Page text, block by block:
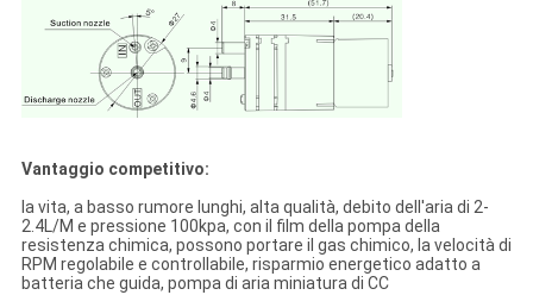
Vantaggio competitivo:
la vita, a basso rumore lunghi, alta qualità, debito dell'aria di 2-
2.4L/M e pressione 100kpa, con il film della pompa della
resistenza chimica, possono portare il gas chimico, la velocità di
RPM regolabile e controllabile, risparmio energetico adatto a
batteria che guida, pompa di aria miniatura di CC